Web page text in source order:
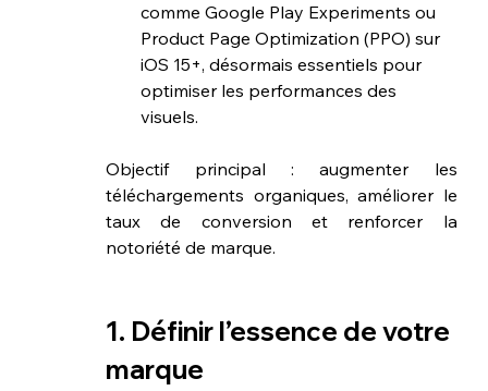
comme Google Play Experiments ou
Product Page Optimization (PPO) sur
iOS 15+, désormais essentiels pour
optimiser les performances des
visuels.
Objectif principal : augmenter les
téléchargements organiques, améliorer le
taux de conversion et renforcer la
notoriété de marque.
1. Définir l’essence de votre
marque